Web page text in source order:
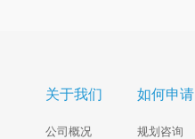
关于我们
公司概况
如何申请
规划咨询